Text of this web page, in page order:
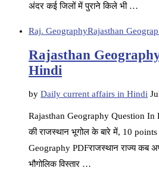
अंदर कई जिलों में पुराने किले भी …
Raj. GeographyRajasthan
Rajasthan
Hindi
by Daily current affairs in Hindi
Rajasthan Geography Question
की राजस्थान भूगोल के बारे में, 10
Geography PDFराजस्थान राज्य कब
भौगोलिक विस्तार …